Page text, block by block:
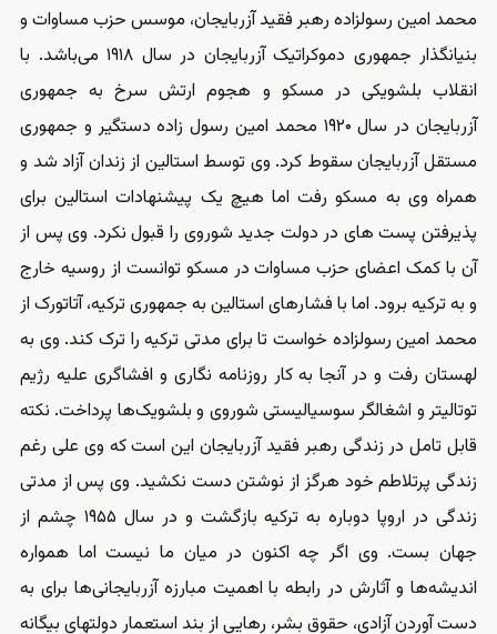
محمد امین رسولزاده رهبر فقید آزربایجان، موسس حزب مساوات و
بنیانگذار جمهوری دموکراتیک آزربایجان در سال ۱۹۱۸ می‌باشد. با
انقلاب بلشویکی در مسکو و هجوم ارتش سرخ به جمهوری
آزربایجان در سال ۱۹۲۰ محمد امین رسول زاده دستگیر و جمهوری
مستقل آزربایجان سقوط کرد. وی توسط استالین از زندان آزاد شد و
همراه وی به مسکو رفت اما هیچ یک پیشنهادات استالین برای
پذیرفتن پست های در دولت جدید شوروی را قبول نکرد. وی پس از
آن با کمک اعضای حزب مساوات در مسکو توانست از روسیه خارج
و به ترکیه برود. اما با فشارهای استالین به جمهوری ترکیه، آتاتورک از
محمد امین رسولزاده خواست تا برای مدتی ترکیه را ترک کند. وی به
لهستان رفت و در آنجا به کار روزنامه نگاری و افشاگری علیه رژیم
توتالیتر و اشغالگر سوسیالیستی شوروی و بلشویک‌ها پرداخت. نکته
قابل تامل در زندگی رهبر فقید آزربایجان این است که وی علی رغم
زندگی پرتلاطم خود هرگز از نوشتن دست نکشید. وی پس از مدتی
زندگی در اروپا دوباره به ترکیه بازگشت و در سال ۱۹۵۵ چشم از
جهان بست. وی اگر چه اکنون در میان ما نیست اما همواره
اندیشه‌ها و آثارش در رابطه با اهمیت مبارزه آزربایجانی‌ها برای به
دست آوردن آزادی، حقوق بشر، رهایی از بند استعمار دولتهای بیگانه